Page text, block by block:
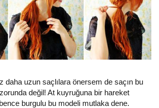
daha uzun saçlılara önersem de saçın bu
değil! At kuyruğuna bir hareket
burgulu bu modeli mutlaka dene.